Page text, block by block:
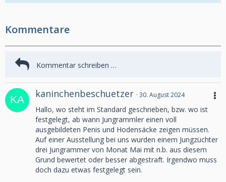
Kommentare
kaninchenbeschuetzer 30. August 2024
Hallo, wo steht im Standard geschrieben, bzw. wo ist
festgelegt, ab wann Jungrammler einen voll
ausgebildeten Penis und Hodensäcke zeigen müssen.
Auf einer Ausstellung bei uns wurden einem Jungzüchter
drei Jungrammer von Monat Mai mit n.b. aus diesem
Grund bewertet oder besser abgestraft. Irgendwo muss
doch dazu etwas festgelegt sein.